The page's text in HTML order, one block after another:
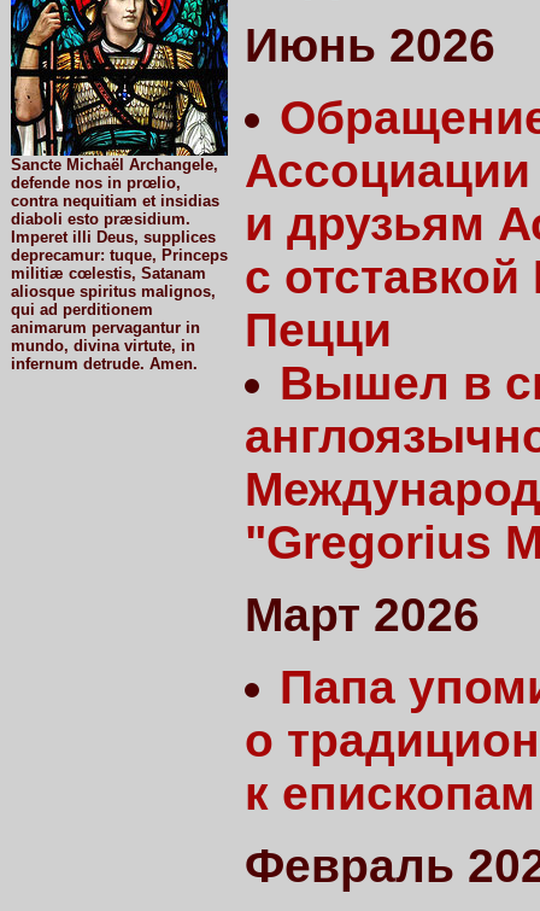
Sancte Michaël Archangele,
defende nos in prœlio,
contra nequitiam et insidias
diaboli esto præsidium.
Imperet illi Deus, supplices
deprecamur: tuque, Princeps
militiæ cœlestis, Satanam
aliosque spiritus malignos,
qui ad perditionem
animarum pervagantur in
mundo, divina virtute, in
infernum detrude. Amen.
Июнь 2026
и друзьям
с
Пецци
Вышел в
"Gregorius
Март 2026
Папа
о
к
Февраль